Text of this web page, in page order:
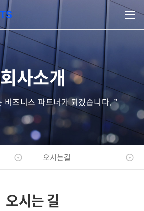
회사소개
비즈니스 파트너가 되겠습니다. ”
오시는길
오시는 길